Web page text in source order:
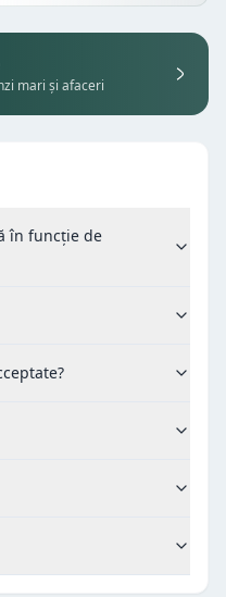
mari și afaceri
în funcție de